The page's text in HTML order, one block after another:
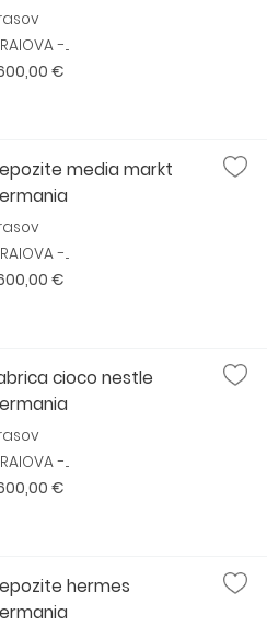
-...
€
media markt
-...
€
cioco nestle
-...
€
hermes